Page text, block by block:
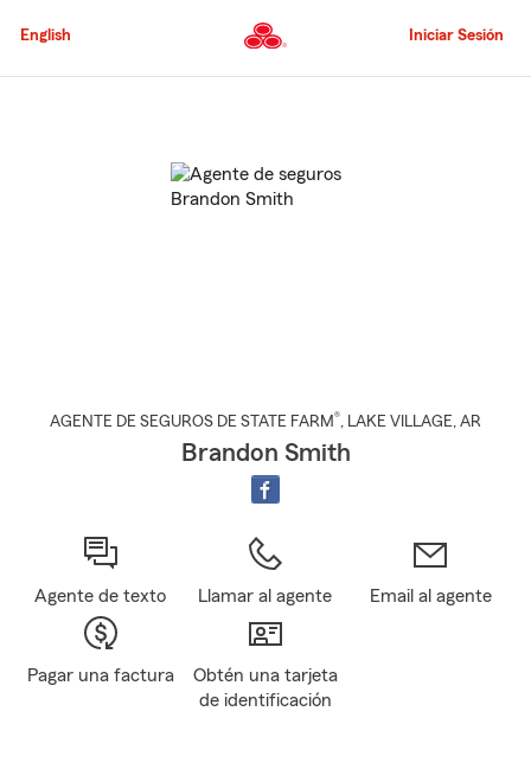
al
principal
English Iniciar Sesión
AGENTE DE SEGUROS DE STATE FARM®, LAKE VILLAGE, AR
Brandon Smith
Agente de texto Llamar al agente Email al agente
Pagar una factura
Obtén una tarjeta
de identificación